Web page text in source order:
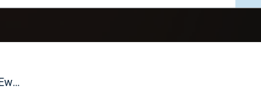
Od zaogniania do prewencji konfliktów. Ewolucja działań bułgarskiej policji wobec mniejszościowych grup etnicznych